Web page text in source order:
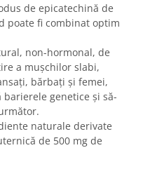
de epicatechină de
poate fi combinat optim
non-hormonal, de
a mușchilor slabi,
bărbați și femei,
barierele genetice și să-
naturale derivate
de 500 mg de